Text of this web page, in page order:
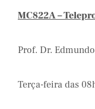
MC822A –
Prof. Dr.
Terça-feira das